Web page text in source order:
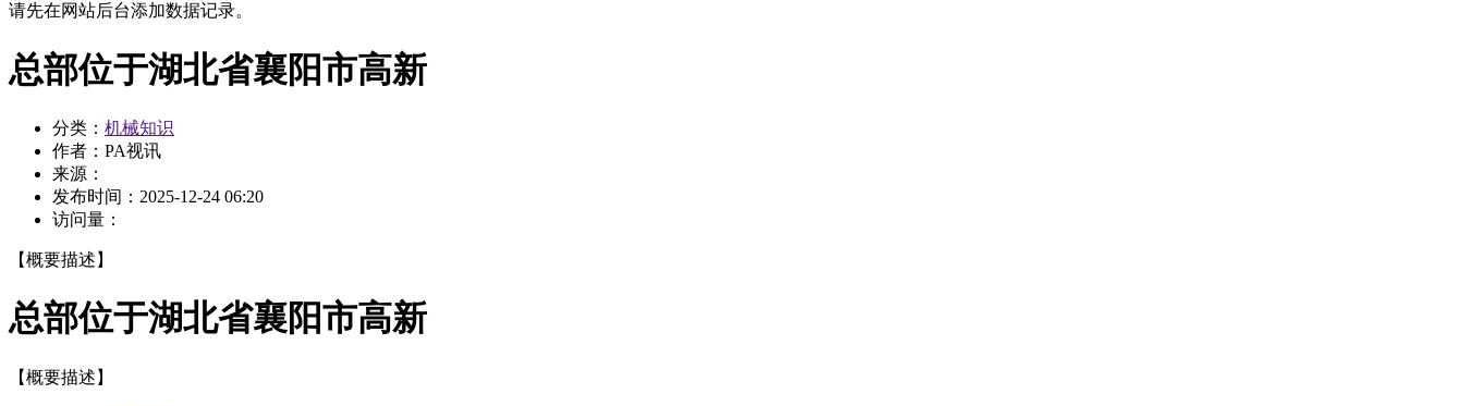
请先在网站后台添加数据记录。
总部位于湖北省襄阳市高新
分类： 机械知识
作者：PA视讯
来源：
发布时间： 2025-12-24 06:20
访问量：
【概要描述】
总部位于湖北省襄阳市高新
【概要描述】